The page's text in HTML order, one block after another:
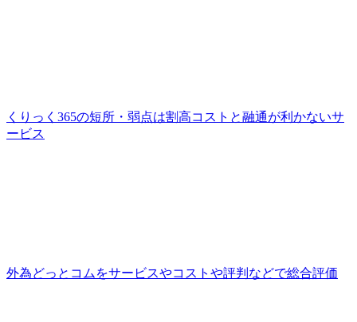
くりっく365の短所・弱点は割高コストと融通が利かないサ
ービス
外為どっとコムをサービスやコストや評判などで総合評価